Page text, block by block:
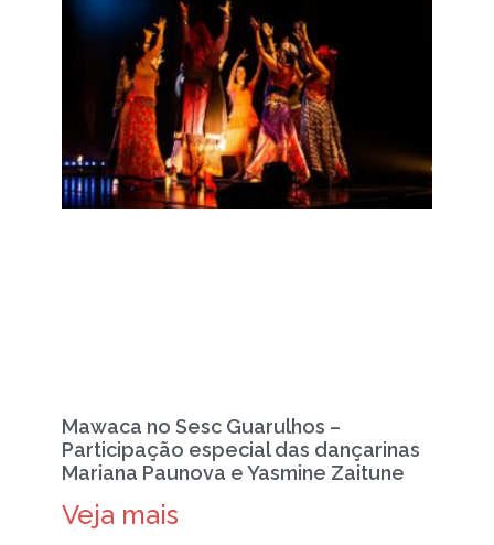
Mawaca no Sesc Guarulhos –
Participação especial das dançarinas
Mariana Paunova e Yasmine Zaitune
Veja mais